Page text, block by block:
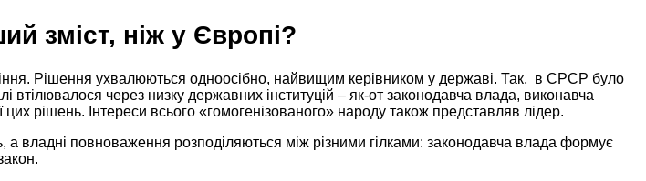
зміст, ніж у Європі?
Рішення ухвалюються одноосібно, найвищим керівником у державі. Так, в СРСР було
втілювалося через низку державних інституцій – як-от законодавча влада, виконавча
рішень. Інтереси всього «гомогенізованого» народу також представляв лідер.
а владні повноваження розподіляються між різними гілками: законодавча влада формує